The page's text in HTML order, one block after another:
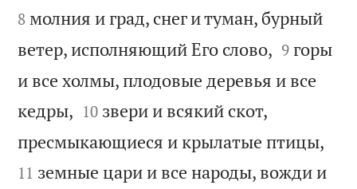
8 молния и град, снег и туман, бурный
ветер, исполняющий Его слово, 

9 горы
и все холмы, плодовые деревья и все
кедры, 

10 звери и всякий скот,
пресмыкающиеся и крылатые птицы,
11 земные цари и все народы, вожди и